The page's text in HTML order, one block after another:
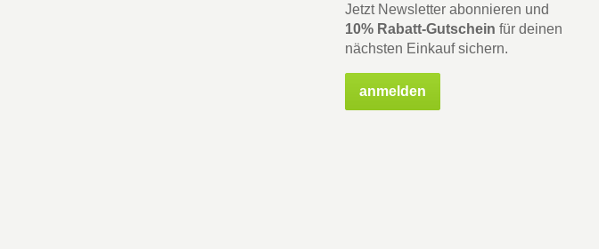
Jetzt Newsletter abonnieren und
10% Rabatt-Gutschein für deinen
nächsten Einkauf sichern.
anmelden